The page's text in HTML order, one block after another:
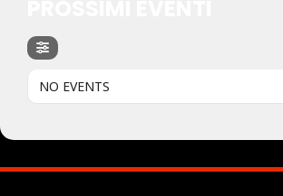
NO EVENTS